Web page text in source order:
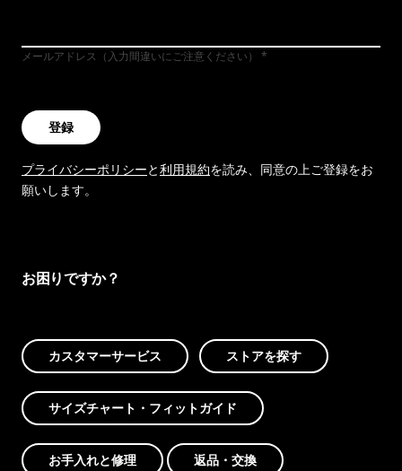
メールアドレス（入力間違いにご注意ください）
登録
プライバシーポリシーと利用規約を読み、同意の上ご登録をお
願いします。
お困りですか？
カスタマーサービス ストアを探す
サイズチャート・フィットガイド
お手入れと修理 返品・交換